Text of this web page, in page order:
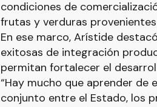
condiciones de
frutas y verduras
En ese marco, Arístide
exitosas de integración
permitan fortalecer el
“Hay mucho que aprender
conjunto entre el Estado, los